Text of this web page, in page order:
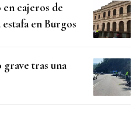
cajeros de
en Burgos
tras una